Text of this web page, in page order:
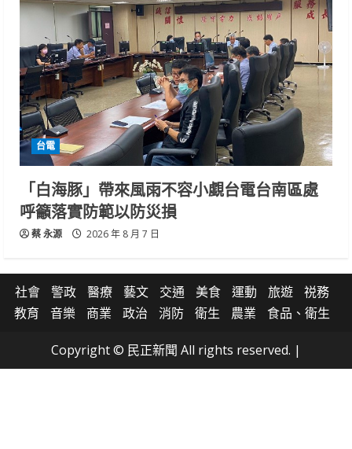
台電
「白海豚」帶來風雨不容小覷台電台南區處
呼籲落實防範以防災損
蔡 永源 2026 年 8 月 7 日
社會 警政 醫療 藝文 交通 美食 運動 旅遊
祱務
教育
音樂 商業 政治 消防 衛生 農業 食品、衛生
Copyright © 民正新聞 All rights reserved. |